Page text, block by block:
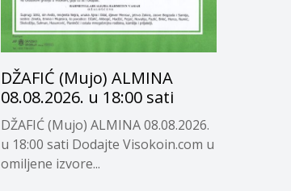
DŽAFIĆ (Mujo) ALMINA
08.08.2026. u 18:00 sati
DŽAFIĆ (Mujo) ALMINA 08.08.2026.
u 18:00 sati Dodajte Visokoin.com u
omiljene izvore...